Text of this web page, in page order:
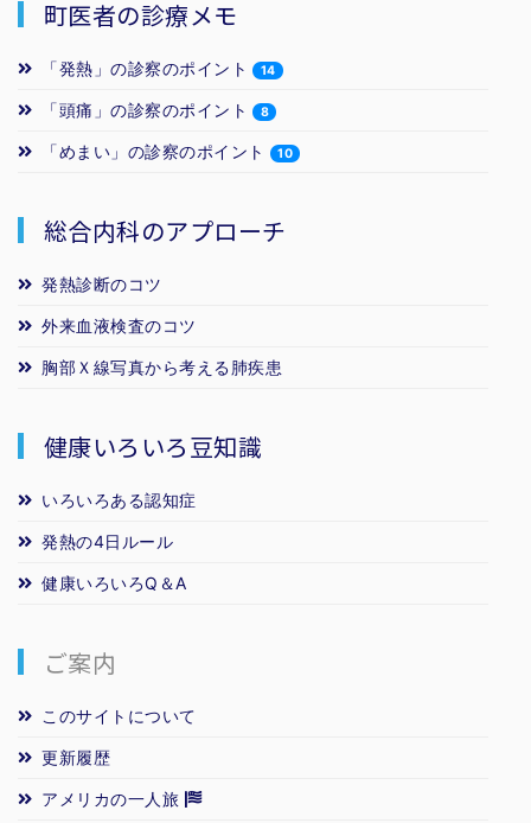
町医者の診療メモ
「発熱」の診察のポイント 14
「頭痛」の診察のポイント 8
「めまい」の診察のポイント 10
総合内科のアプローチ
発熱診断のコツ
外来血液検査のコツ
胸部Ｘ線写真から考える肺疾患
健康いろいろ豆知識
いろいろある認知症
発熱の4日ルール
健康いろいろQ＆A
ご案内
このサイトについて
更新履歴
アメリカの一人旅